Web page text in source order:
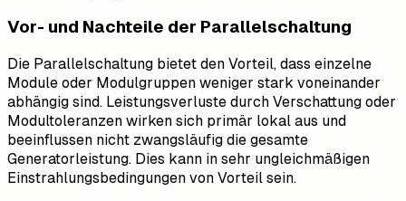
Vor- und Nachteile der Parallelschaltung
Die Parallelschaltung bietet den Vorteil, dass einzelne
Module oder Modulgruppen weniger stark voneinander
abhängig sind. Leistungsverluste durch Verschattung oder
Modultoleranzen wirken sich primär lokal aus und
beeinflussen nicht zwangsläufig die gesamte
Generatorleistung. Dies kann in sehr ungleichmäßigen
Einstrahlungsbedingungen von Vorteil sein.